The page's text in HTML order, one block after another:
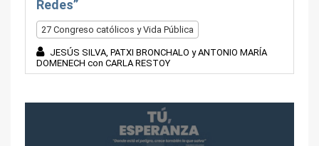
Redes”
27 Congreso católicos y Vida Pública
JESÚS SILVA, PATXI BRONCHALO y ANTONIO MARÍA
DOMENECH con CARLA RESTOY